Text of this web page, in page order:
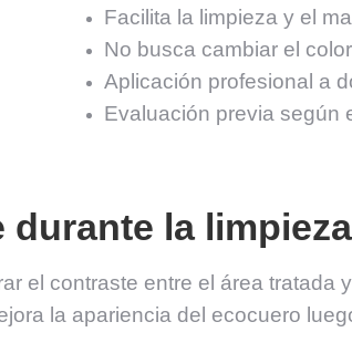
Facilita la limpieza y el
No busca cambiar el
Aplicación profesional a
Evaluación previa según
durante la limpieza
el contraste entre el área tratada
la apariencia del ecocuero